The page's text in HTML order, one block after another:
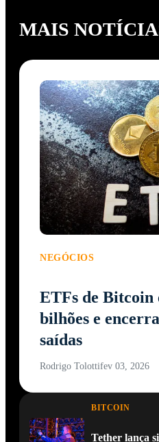
MAIS
NEGÓCIOS
ETFs de Bitcoin
bilhões e
saídas
Rodrigo Tolottifev 03, 2026
BITCOIN
Tether lança